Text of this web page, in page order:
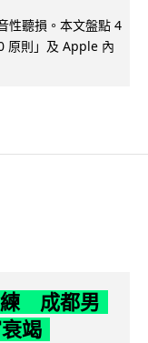
性聽損。本文盤點 4
原則」及 Apple 內
練 成都男
竭